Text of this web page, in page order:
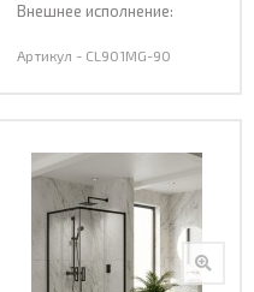
Внешнее исполнение:
Артикул - CL901MG-90